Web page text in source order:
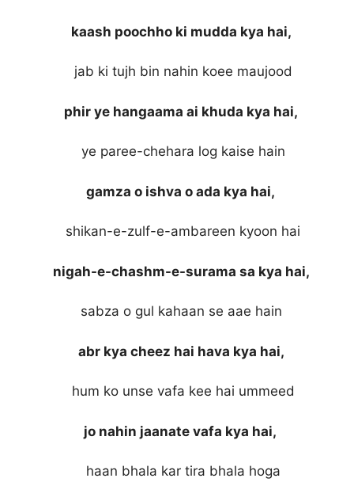
kaash poochho ki mudda kya hai,
jab ki tujh bin nahin koee maujood
phir ye hangaama ai khuda kya hai,
ye paree-chehara log kaise hain
gamza o ishva o ada kya hai,
shikan-e-zulf-e-ambareen kyoon hai
nigah-e-chashm-e-surama sa kya hai,
sabza o gul kahaan se aae hain
abr kya cheez hai hava kya hai,
hum ko unse vafa kee hai ummeed
jo nahin jaanate vafa kya hai,
haan bhala kar tira bhala hoga